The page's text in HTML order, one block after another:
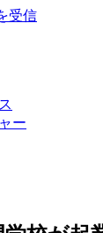
受信
ー